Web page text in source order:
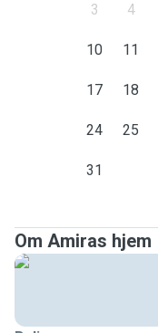
3 4
10 11
17 18
24 25
31
Om Amiras hjem